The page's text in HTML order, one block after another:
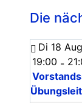
Die
Di 18
19:00 -